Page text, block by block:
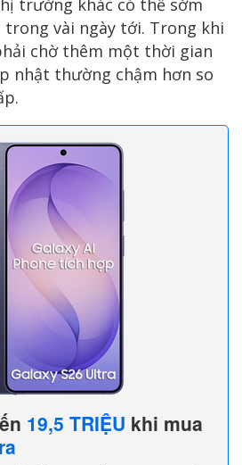
trong vài ngày tới. Trong khi
chờ thêm một thời gian
nhật thường chậm hơn so
19,5 TRIỆU khi mua